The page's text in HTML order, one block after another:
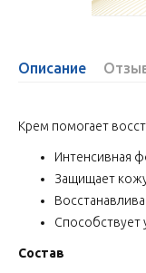
Описание
Крем помогает
Интенсивная
Защищает
Состав